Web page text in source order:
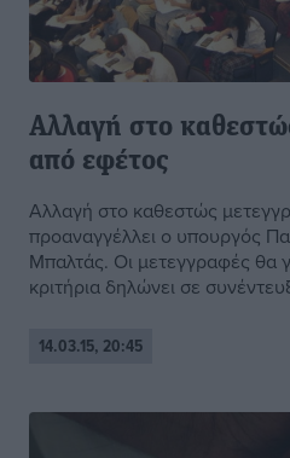
Αλλαγή στο
από εφέτος
Αλλαγή στο καθεστώς
προαναγγέλλει ο υπουργός
Μπαλτάς. Οι μετεγγραφές θα
κριτήρια δηλώνει σε
14.03.15, 20:45